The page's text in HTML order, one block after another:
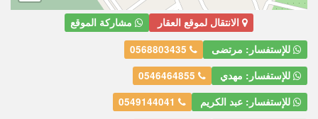
الانتقال لموقع العقار
مشاركة الموقع
للإستفسار: مرتضى
للإستفسار: مهدي
للإستفسار: عبد الكريم